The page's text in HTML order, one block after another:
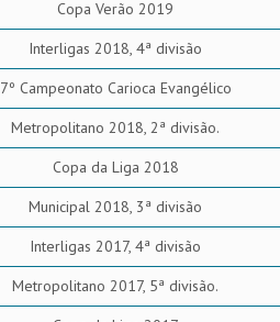
Copa Verão 2019
Interligas 2018, 4ª divisão
7º Campeonato Carioca Evangélico
Metropolitano 2018, 2ª divisão.
Copa da Liga 2018
Municipal 2018, 3ª divisão
Interligas 2017, 4ª divisão
Metropolitano 2017, 5ª divisão.